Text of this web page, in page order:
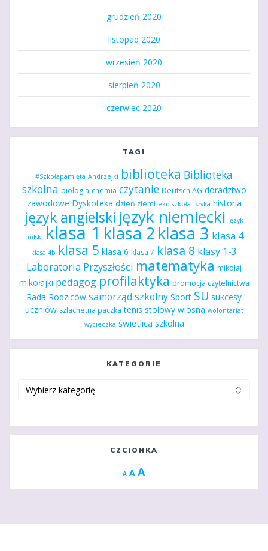
grudzień 2020
listopad 2020
wrzesień 2020
sierpień 2020
czerwiec 2020
TAGI
#Szkołapamięta Andrzejki biblioteka Biblioteka
szkolna biologia chemia czytanie Deutsch AG doradztwo
zawodowe Dyskoteka dzień ziemi eko szkoła fizyka historia
język angielski język niemiecki język
polski klasa 1 klasa 2klasa 3 klasa 4
klasa 4b klasa 5 klasa 6 klasa 7 klasa 8 klasy 1-3
Laboratoria Przyszłości matematyka mikołaj
mikołajki pedagog profilaktyka promocja czytelnictwa
Rada Rodziców samorząd szkolny Sport SU sukcesy
uczniów szlachetna paczka tenis stołowy wiosna wolontariat
wycieczka świetlica szkolna
KATEGORIE
CZCIONKA
A Decrease
A Reset
A